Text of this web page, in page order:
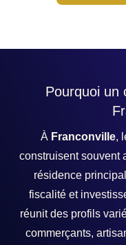
Pourquoi un
À Franconville,
construisent souvent
résidence
fiscalité et
réunit des profils
commerçants,